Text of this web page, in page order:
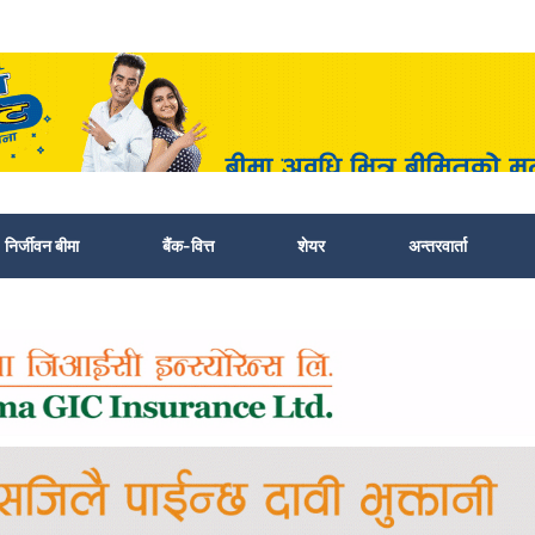
निर्जीवन बीमा बैंक-वित्त शेयर अन्तरवार्ता